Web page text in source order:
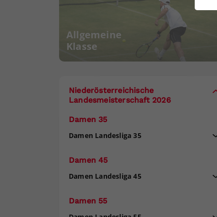
Allgemeine
Klasse
Niederösterreichische
Landesmeisterschaft 2026
Damen 35
Damen Landesliga 35
Damen 45
Damen Landesliga 45
Damen 55